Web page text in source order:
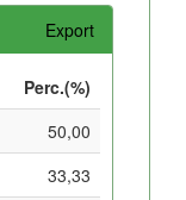
Export
Perc.(%)
50,00
33,33